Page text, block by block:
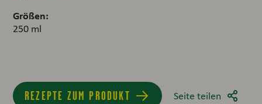
Größen:
250 ml
REZEPTE ZUM PRODUKT Seite teilen